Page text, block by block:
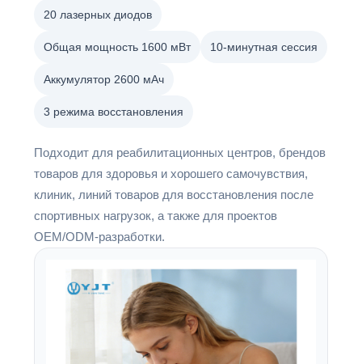
20 лазерных диодов
Общая мощность 1600 мВт 10-минутная сессия
Аккумулятор 2600 мАч
3 режима восстановления
Подходит для реабилитационных центров, брендов
товаров для здоровья и хорошего самочувствия,
клиник, линий товаров для восстановления после
спортивных нагрузок, а также для проектов
OEM/ODM-разработки.